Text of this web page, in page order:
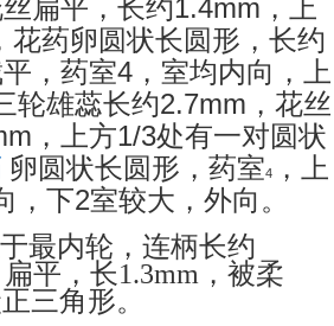
丝扁平，长约1.4mm ，上
花药卵圆状长圆形，长约
平，药室4 ，室均内向，上
轮雄蕊长约2.7mm ，花丝
，上方1/3处有一对圆状
卵圆状长圆形，药室4 ，上
，下2室较大，外向。
最内轮，连柄长约
扁平，长1.3mm ，被柔
三角形。